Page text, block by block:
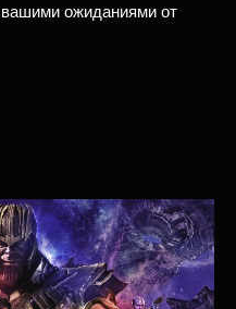
ожиданиями от